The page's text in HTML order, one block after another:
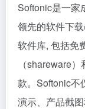
Softonic是一家
领先的软件下载
软件库, 包括免
（shareware
款。Softonic不
演示、产品截